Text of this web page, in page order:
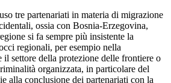
tre partenariati in materia di migrazione
ossia con Bosnia-Erzegovina,
si fa sempre più insistente la
regionali, per esempio nella
il settore della protezione delle frontiere o
organizzata, in particolare del
alla conclusione dei partenariati con la